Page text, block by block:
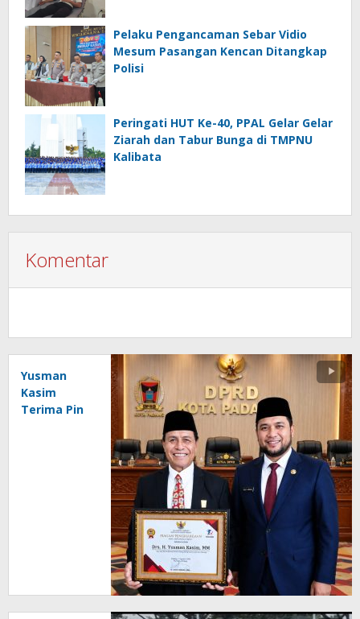
Pelaku Pengancaman Sebar Vidio
Mesum Pasangan Kencan Ditangkap
Polisi
Peringati HUT Ke-40, PPAL Gelar Gelar
Ziarah dan Tabur Bunga di TMPNU
Kalibata
Komentar
Yusman
Kasim
Terima Pin